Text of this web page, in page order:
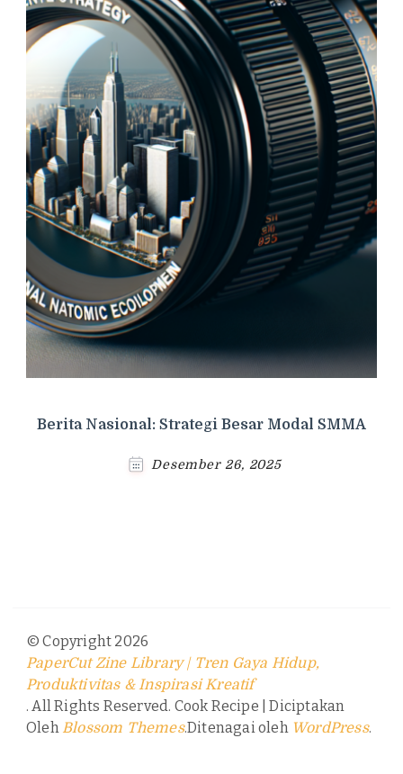
Berita Nasional: Strategi Besar Modal SMMA
Desember 26, 2025
© Copyright 2026
PaperCut Zine Library | Tren Gaya Hidup,
Produktivitas & Inspirasi Kreatif
. All Rights Reserved. Cook Recipe | Diciptakan
Oleh Blossom Themes.Ditenagai oleh WordPress.